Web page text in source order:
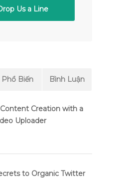
Us a Line
Phổ Biến Bình Luận
Creation with a
Uploader
to Organic Twitter